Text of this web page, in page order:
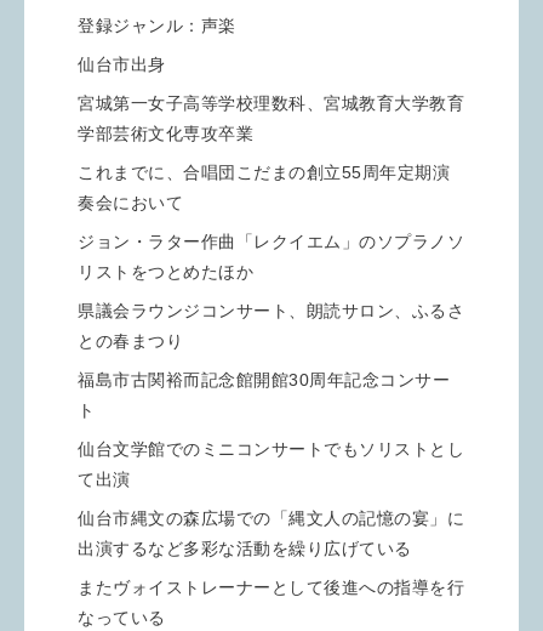
登録ジャンル：声楽
仙台市出身
宮城第一女子高等学校理数科、宮城教育大学教育
学部芸術文化専攻卒業
これまでに、合唱団こだまの創立55周年定期演
奏会において
ジョン・ラター作曲「レクイエム」のソプラノソ
リストをつとめたほか
県議会ラウンジコンサート、朗読サロン、ふるさ
との春まつり
福島市古関裕而記念館開館30周年記念コンサー
ト
仙台文学館でのミニコンサートでもソリストとし
て出演
仙台市縄文の森広場での「縄文人の記憶の宴」に
出演するなど多彩な活動を繰り広げている
またヴォイストレーナーとして後進への指導を行
なっている